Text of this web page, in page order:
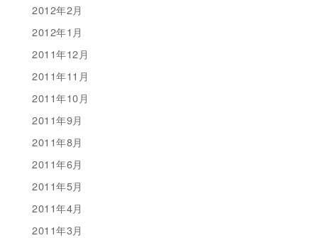
2012年2月
2012年1月
2011年12月
2011年11月
2011年10月
2011年9月
2011年8月
2011年6月
2011年5月
2011年4月
2011年3月